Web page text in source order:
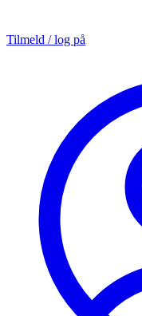
Tilmeld / log på